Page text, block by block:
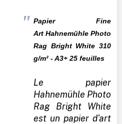
Papier Fine
Art HahnemühlePhoto
Rag Bright White 310
g/m² - A3+ 25 feuilles
Le papier
Hahnemühle Photo
Rag Bright White
est un papier d'art